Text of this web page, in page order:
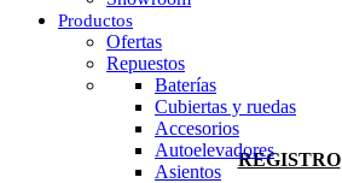
infoventas@corinrentup.com.uy
ACCEDER
REGISTRO
Productos
Ofertas
Repuestos
Baterías
Cubiertas y ruedas
Accesorios
Autoelevadores
Asientos